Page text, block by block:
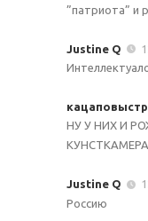
”патриота” и
Justine Q
НУ У НИХ И
Justine Q
Россию